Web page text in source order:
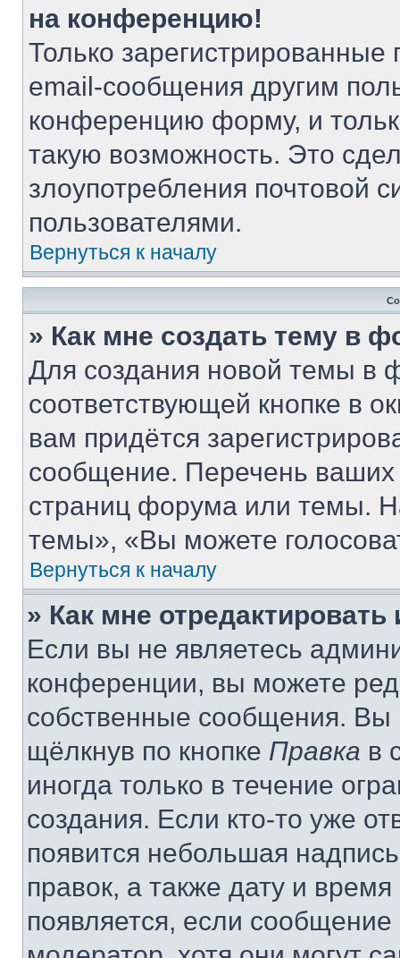
на конференцию!
Только зарегистрированные
email-сообщения другим
конференцию форму, и
такую возможность. Это
злоупотребления почтовой
пользователями.
Вернуться к началу
» Как мне создать тему в
Для создания новой темы в
соответствующей кнопке в
вам придётся
сообщение. Перечень ваших
страниц форума или темы.
темы», «Вы можете
Вернуться к началу
» Как мне
Если вы не являетесь
конференции, вы можете
собственные сообщения. Вы
щёлкнув по кнопке Правка в
иногда только в течение
создания. Если кто-то уже
появится небольшая
правок, а также дату и
появляется, если